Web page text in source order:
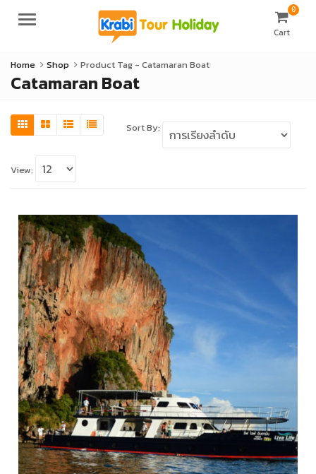
Menu
0
Cart
Home Shop Product Tag - Catamaran Boat
Catamaran Boat
Sort By:
View: